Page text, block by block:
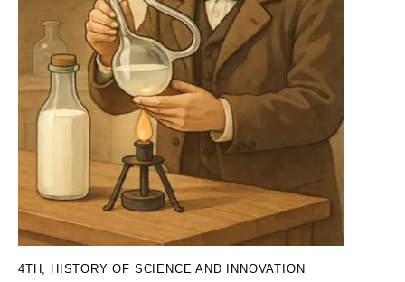
4TH HISTORY OF SCIENCE AND INNOVATION